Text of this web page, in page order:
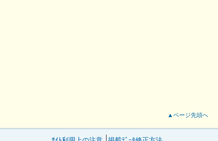
▲ページ先頭へ